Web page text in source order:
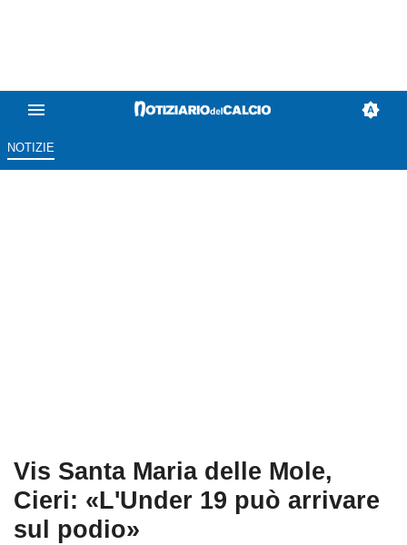
NOTIZIE
Vis Santa Maria delle Mole,
Cieri: «L'Under 19 può arrivare
sul podio»